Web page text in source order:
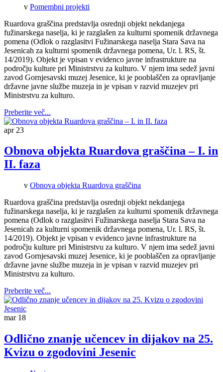
v Pomembni projekti
Ruardova graščina predstavlja osrednji objekt nekdanjega
fužinarskega naselja, ki je razglašen za kulturni spomenik državnega
pomena (Odlok o razglasitvi Fužinarskega naselja Stara Sava na
Jesenicah za kulturni spomenik državnega pomena, Ur. l. RS, št.
14/2019). Objekt je vpisan v evidenco javne infrastrukture na
področju kulture pri Ministrstvu za kulturo. V njem ima sedež javni
zavod Gornjesavski muzej Jesenice, ki je pooblaščen za opravljanje
državne javne službe muzeja in je vpisan v razvid muzejev pri
Ministrstvu za kulturo.
Preberite več...
apr 23
Obnova objekta Ruardova graščina – I. in
II. faza
v Obnova objekta Ruardova graščina
Ruardova graščina predstavlja osrednji objekt nekdanjega
fužinarskega naselja, ki je razglašen za kulturni spomenik državnega
pomena (Odlok o razglasitvi Fužinarskega naselja Stara Sava na
Jesenicah za kulturni spomenik državnega pomena, Ur. l. RS, št.
14/2019). Objekt je vpisan v evidenco javne infrastrukture na
področju kulture pri Ministrstvu za kulturo. V njem ima sedež javni
zavod Gornjesavski muzej Jesenice, ki je pooblaščen za opravljanje
državne javne službe muzeja in je vpisan v razvid muzejev pri
Ministrstvu za kulturo.
Preberite več...
mar 18
Odlično znanje učencev in dijakov na 25.
Kvizu o zgodovini Jesenic